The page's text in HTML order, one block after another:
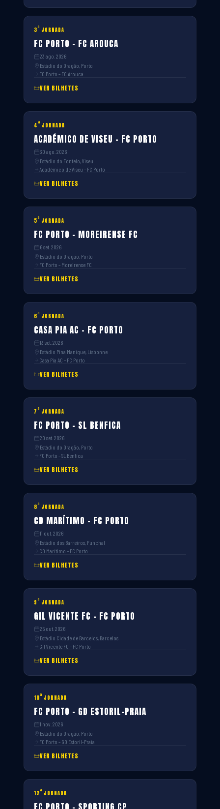
3ª JORNADA
FC PORTO – FC AROUCA
23 ago. 2026
Estádio do Dragão, Porto
FC Porto – FC Arouca
VER BILHETES
4 ª JORNADA
ACADÉMICO DE VISEU – FC PORTO
30 ago. 2026
Estádio do Fontelo, Viseu
Académico de Viseu – FC Porto
VER BILHETES
5ª JORNADA
FC PORTO – MOREIRENSE FC
6 set. 2026
Estádio do Dragão, Porto
FC Porto – Moreirense FC
VER BILHETES
6ª JORNADA
CASA PIA AC – FC PORTO
13 set. 2026
Estádio Pina Manique, Lisbonne
Casa Pia AC – FC Porto
VER BILHETES
7 ª JORNADA
FC PORTO – SL BENFICA
20 set. 2026
Estádio do Dragão, Porto
FC Porto – SL Benfica
VER BILHETES
8ª JORNADA
CD MARÍTIMO – FC PORTO
11 out. 2026
Estádio dos Barreiros, Funchal
CD Marítimo – FC Porto
VER BILHETES
9 ª JORNADA
GIL VICENTE FC – FC PORTO
25 out. 2026
Estádio Cidade de Barcelos, Barcelos
Gil Vicente FC – FC Porto
VER BILHETES
10ª JORNADA
FC PORTO – GD ESTORIL-PRAIA
1 nov. 2026
Estádio do Dragão, Porto
FC Porto – GD Estoril-Praia
VER BILHETES
12ª JORNADA